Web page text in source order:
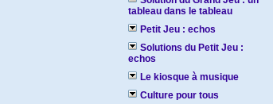
tableau dans le tableau
Petit Jeu : echos
Solutions du Petit Jeu :
echos
Le kiosque à musique
Culture pour tous